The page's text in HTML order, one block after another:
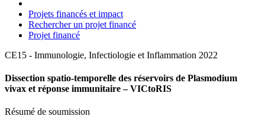
Projets financés et impact
Rechercher un projet financé
Projet financé
CE15 - Immunologie, Infectiologie et Inflammation 2022
Dissection spatio-temporelle des réservoirs de Plasmodium
vivax et réponse immunitaire – VICtoRIS
Résumé de soumission